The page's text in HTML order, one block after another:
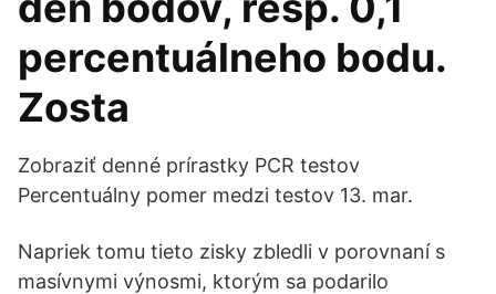
percentuálneho bodu.
Zosta
Zobraziť denné prírastky PCR testov
Percentuálny pomer medzi testov 13. mar.
Napriek tomu tieto zisky zbledli v porovnaní s
masívnymi výnosmi, ktorým sa podarilo